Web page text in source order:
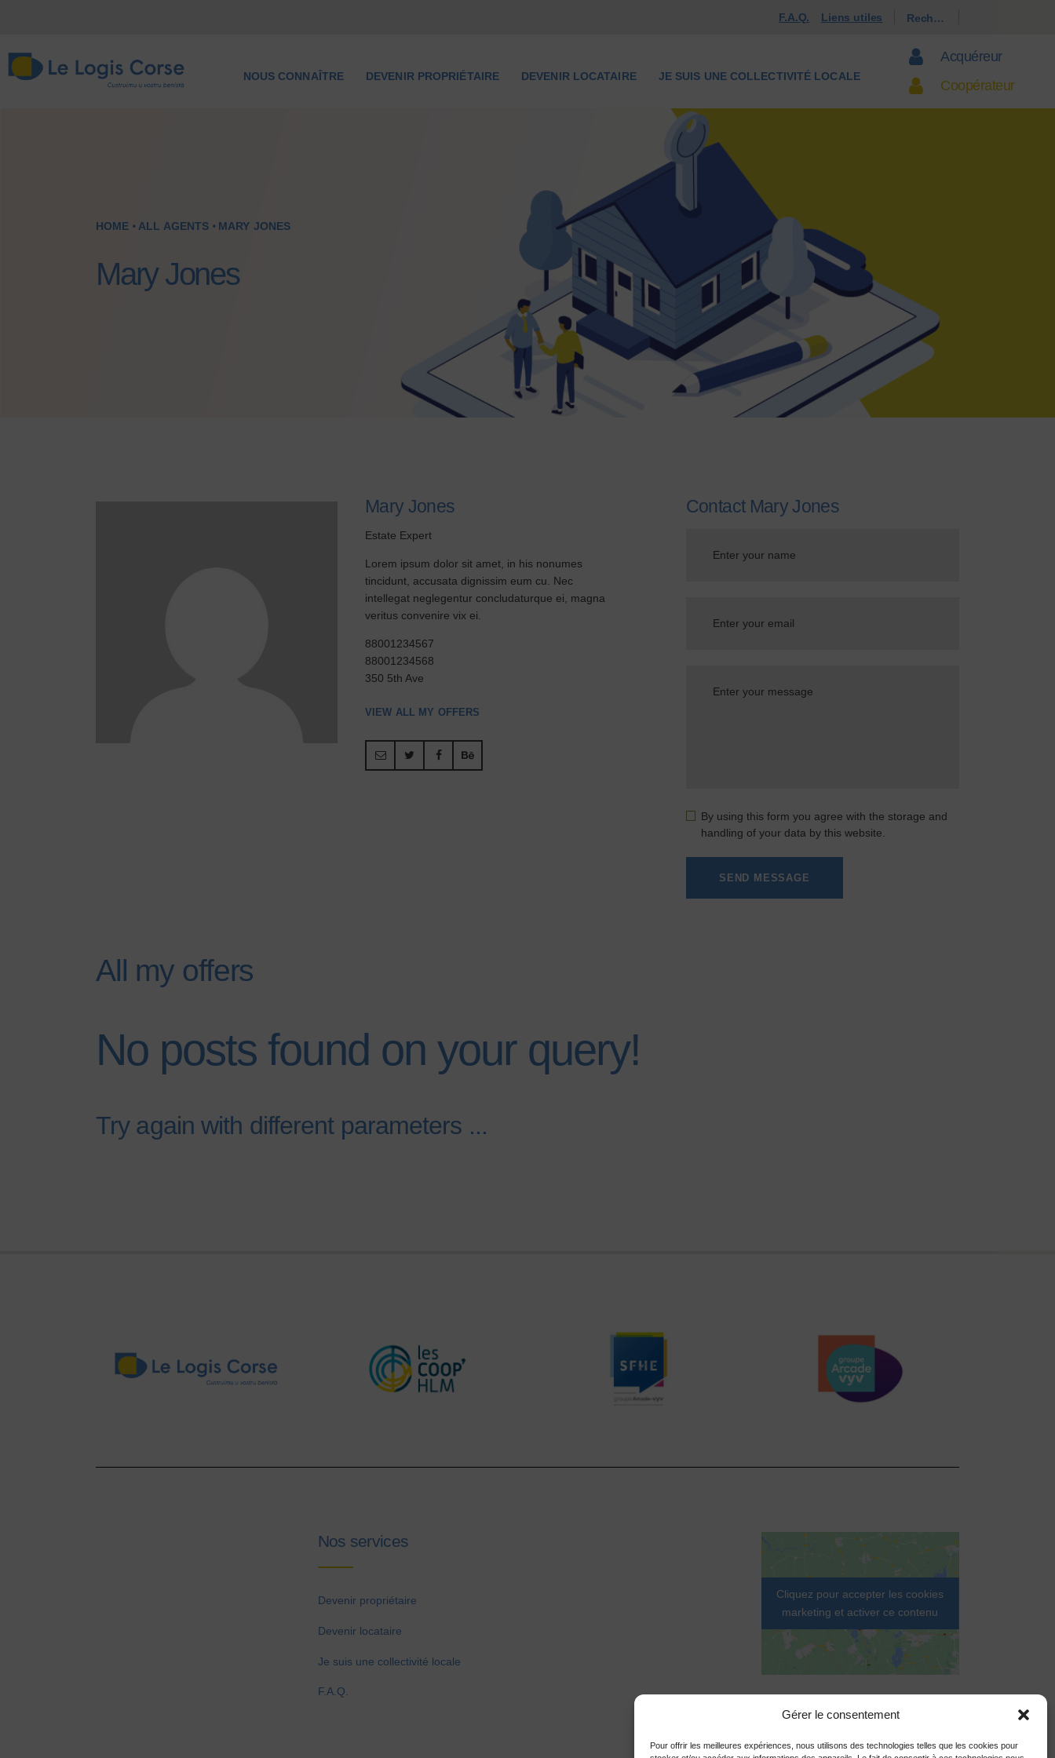
Gérer le consentement
Pour offrir les meilleures expériences, nous utilisons des technologies telles que les cookies pour
F.A.Q. Liens utiles
NOUS CONNAÎTRE DEVENIR PROPRIÉTAIRE DEVENIR LOCATAIRE JE SUIS UNE COLLECTIVITÉ LOCALE
Acquéreur
Coopérateur
HOME ALL AGENTS MARY JONES
Mary Jones
COLLECTIVITÉ
ESPACE ACQUÉREUR
ESPACE
COOPÉRATEUR
Mary Jones
Estate Expert
Lorem ipsum dolor sit amet, in his nonumes
tincidunt, accusata dignissim eum cu. Nec
intellegat neglegentur concludaturque ei, magna
veritus convenire vix ei.
88001234567
88001234568
350 5th Ave
VIEW ALL MY OFFERS
Contact Mary Jones
By using this form you agree with the storage and
handling of your data by this website.
All my offers
No posts found on your query!
Try again with different parameters ...
Nos services
Devenir propriétaire
Devenir locataire
Je suis une collectivité locale
F.A.Q.
Cliquez pour accepter les cookies
marketing et activer ce contenu